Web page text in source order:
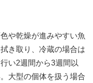
や乾燥が進みやすい魚
き取り、冷蔵の場合は
い2週間から3週間以
大型の個体を扱う場合